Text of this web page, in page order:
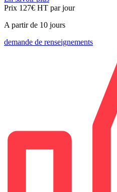
Prix 127€ HT par jour
A partir de 10 jours
demande de renseignements